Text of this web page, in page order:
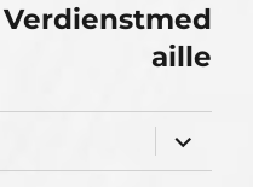
Verdienstmed
aille
öffnen